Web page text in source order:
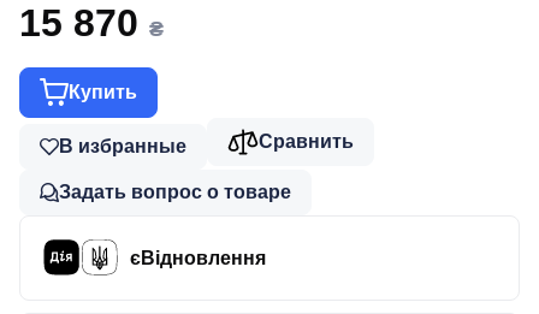
15 870 ₴
Купить
В избранные Сравнить
Задать вопрос о товаре
єВідновлення